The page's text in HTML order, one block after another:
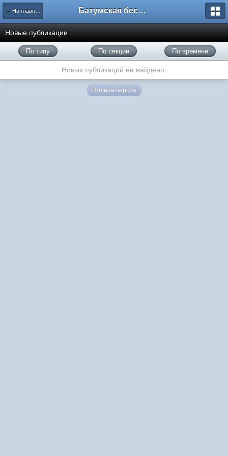
← На главную Батумская беседка
Новые публикации
По типу По секции По времени
Новых публикаций не найдено.
Полная версия